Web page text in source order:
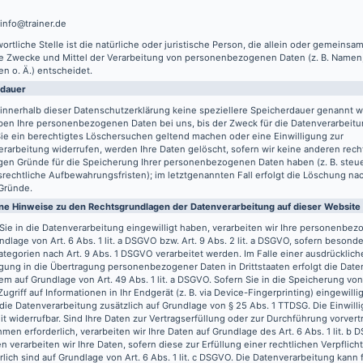
Stelle ist die natürliche oder juristische Person, die allein oder
Zwecke und Mittel der Verarbeitung von personenbezogenen Daten (z. B.
o. Ä.) entscheidet.
dieser Datenschutzerklärung keine speziellere Speicherdauer genannt
Ihre personenbezogenen Daten bei uns, bis der Zweck für die
ein berechtigtes Löschersuchen geltend machen oder eine Einwilligung zur
widerrufen, werden Ihre Daten gelöscht, sofern wir keine anderen
Gründe für die Speicherung Ihrer personenbezogenen Daten haben (z. B.
Aufbewahrungsfristen); im letztgenannten Fall erfolgt die Löschung
Hinweise zu den Rechtsgrundlagen der Datenverarbeitung auf dieser Website
in die Datenverarbeitung eingewilligt haben, verarbeiten wir Ihre
von Art. 6 Abs. 1 lit. a DSGVO bzw. Art. 9 Abs. 2 lit. a DSGVO, sofern
nach Art. 9 Abs. 1 DSGVO verarbeitet werden. Im Falle einer
in die Übertragung personenbezogener Daten in Drittstaaten erfolgt die
auf Grundlage von Art. 49 Abs. 1 lit. a DSGVO. Sofern Sie in die Speicherung
auf Informationen in Ihr Endgerät (z. B. via Device-Fingerprinting)
Datenverarbeitung zusätzlich auf Grundlage von § 25 Abs. 1 TTDSG. Die
widerrufbar. Sind Ihre Daten zur Vertragserfüllung oder zur Durchführung
erforderlich, verarbeiten wir Ihre Daten auf Grundlage des Art. 6 Abs. 1 lit. b
verarbeiten wir Ihre Daten, sofern diese zur Erfüllung einer rechtlichen
sind auf Grundlage von Art. 6 Abs. 1 lit. c DSGVO. Die Datenverarbeitung kann